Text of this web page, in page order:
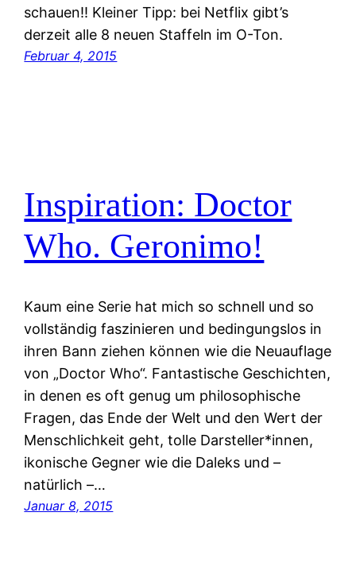
schauen!! Kleiner Tipp: bei Netflix gibt’s
derzeit alle 8 neuen Staffeln im O-Ton.
Februar 4, 2015
Inspiration: Doctor
Who. Geronimo!
Kaum eine Serie hat mich so schnell und so
vollständig faszinieren und bedingungslos in
ihren Bann ziehen können wie die Neuauflage
von „Doctor Who“. Fantastische Geschichten,
in denen es oft genug um philosophische
Fragen, das Ende der Welt und den Wert der
Menschlichkeit geht, tolle Darsteller*innen,
ikonische Gegner wie die Daleks und –
natürlich –…
Januar 8, 2015